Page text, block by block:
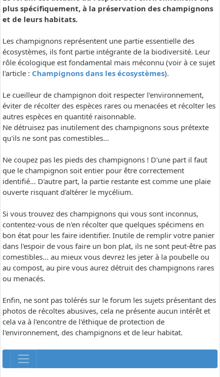
plus spécifiquement, à la préservation des champignons
et de leurs habitats.
Les champignons représentent une partie essentielle des
écosystèmes, ils font partie intégrante de la biodiversité. Leur
rôle écologique est fondamental mais méconnu (voir à ce sujet
l'article : Champignons dans les écosystèmes).
Le cueilleur de champignon doit respecter l'environnement,
éviter de récolter des espèces rares ou menacées et récolter les
autres espèces en quantité raisonnable.
Ne détruisez pas inutilement des champignons sous prétexte
qu'ils ne sont pas comestibles...
Ne coupez pas les pieds des champignons ! D'une part il faut
que le champignon soit entier pour être correctement
identifié... D'autre part, la partie restante est comme une plaie
ouverte risquant d'altérer le mycélium.
Si vous trouvez des champignons qui vous sont inconnus,
contentez-vous de n'en récolter que quelques spécimens en
bon état pour les faire identifier. Inutile de remplir votre panier
dans l'espoir de vous faire un bon plat, ils ne sont peut-être pas
comestibles... au mieux vous devrez les jeter à la poubelle ou
au compost, au pire vous aurez détruit des champignons rares
ou menacés.
Enfin, ne sont pas tolérés sur le forum les sujets présentant des
photos de récoltes abusives, cela ne présente aucun intérêt et
cela va à l'encontre de l'éthique de protection de
l'environnement, des champignons et de leur habitat.